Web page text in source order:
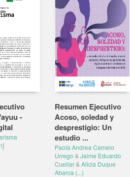
-
Resumen Ejecutivo
Acoso, soledad y
desprestigio: Un
estudio ...
Paola Andrea Camelo
Urrego & Jaime Eduardo
Cuellar& Alicia Duque
Abarca (...)